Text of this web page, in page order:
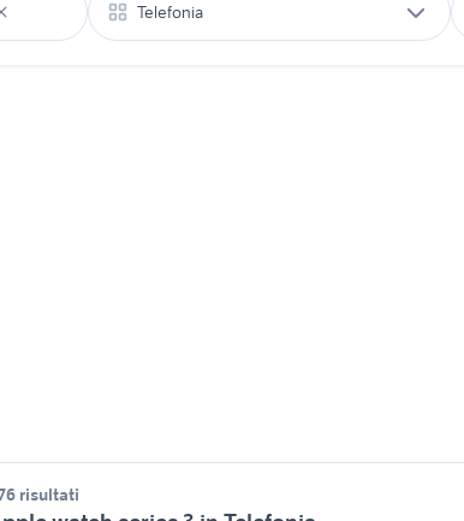
Telefonia
risultati